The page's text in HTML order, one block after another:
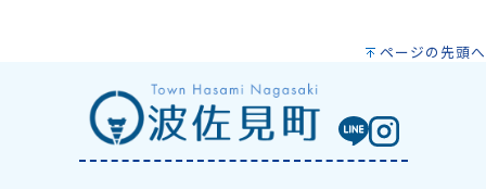
ページの先頭へ